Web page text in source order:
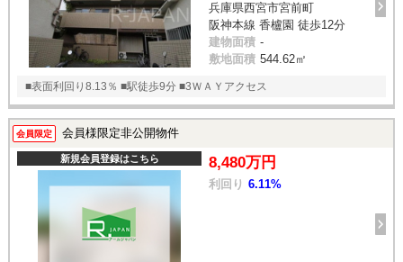
兵庫県西宮市宮前町
阪神本線 香櫨園 徒歩12分
建物面積 -
敷地面積 544.62㎡
■表面利回り8.13％ ■駅徒歩9分 ■3ＷＡＹアクセス
会員限定 会員様限定非公開物件
新規会員登録はこちら 8,480万円
利回り 6.11%